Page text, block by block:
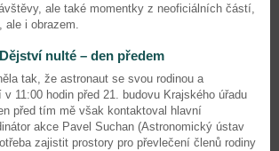
ale také momentky z neoficiálních částí,
ale i obrazem.
nulté – den předem
tak, že astronaut se svou rodinou a
v 11:00 hodin před 21. budovu Krajského úřadu
před tím mě však kontaktoval hlavní
akce Pavel Suchan (Astronomický ústav
zajistit prostory pro převlečení členů rodiny